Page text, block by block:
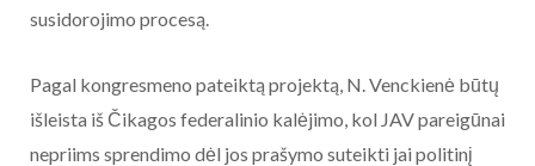
susidorojimo procesą.
Pagal kongresmeno pateiktą projektą, N. Venckienė būtų
išleista iš Čikagos federalinio kalėjimo, kol JAV pareigūnai
nepriims sprendimo dėl jos prašymo suteikti jai politinį